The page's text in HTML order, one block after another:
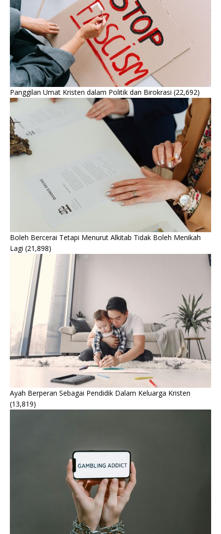
Panggilan Umat Kristen dalam Politik dan Birokrasi (22,692)
Boleh Bercerai Tetapi Menurut Alkitab Tidak Boleh Menikah
Lagi (21,898)
Ayah Berperan Sebagai Pendidik Dalam Keluarga Kristen
(13,819)